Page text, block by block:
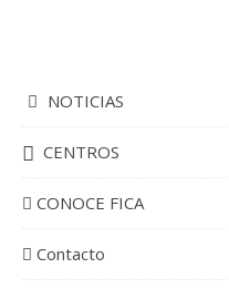
NOTICIAS
CENTROS
CONOCE FICA
Contacto